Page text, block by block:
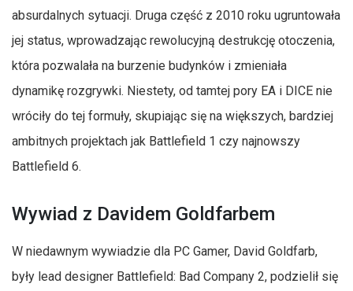
absurdalnych sytuacji. Druga część z 2010 roku ugruntowała
jej status, wprowadzając rewolucyjną destrukcję otoczenia,
która pozwalała na burzenie budynków i zmieniała
dynamikę rozgrywki. Niestety, od tamtej pory EA i DICE nie
wróciły do tej formuły, skupiając się na większych, bardziej
ambitnych projektach jak Battlefield 1 czy najnowszy
Battlefield 6.
Wywiad z Davidem Goldfarbem
W niedawnym wywiadzie dla PC Gamer, David Goldfarb,
były lead designer Battlefield: Bad Company 2, podzielił się